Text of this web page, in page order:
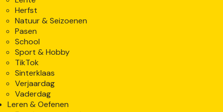
Herfst
Natuur & Seizoenen
Pasen
School
Sport & Hobby
TikTok
Sinterklaas
Verjaardag
Vaderdag
Leren & Oefenen